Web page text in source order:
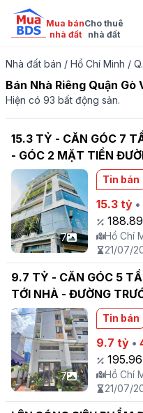
Mua bán
nhà đất
Cho thuê
nhà đất
Nhà đất bán / Hồ Chí Minh /
Bán Nhà Riêng Quận
Hiện có 93 bất động sản.
15.3 TỶ - CĂN GÓC 7
- GÓC 2 MẶT TIỀN
CITYLAND NGUYỄN
VẤP
7
Tin bán
15.3 tỷ •
Hồ Chí
21/07/
9.7 TỶ - CĂN GÓC 5
TỚI NHÀ - ĐƯỜNG
DÂN TRÍ - LÊ QUANG
LIỀN KỀ BÌNH THẠNH -
7
Tin bán
9.7 tỷ •
Hồ Chí
21/07/